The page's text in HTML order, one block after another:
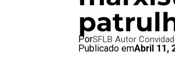
PorSFLB Autor
Publicado emAbril 11,